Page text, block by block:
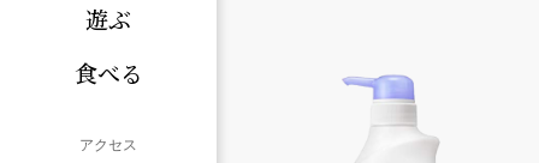
遊ぶ
食べる
アクセス